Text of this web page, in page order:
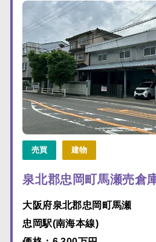
売買 建物
泉北郡忠岡町馬瀬売倉
大阪府泉北郡忠岡町馬瀬
忠岡駅(南海本線)